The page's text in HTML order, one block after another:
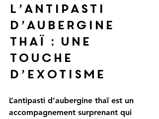
L’antipasti
d’aubergine
thaï : une
touche
d’exotisme
L’antipasti d’aubergine thaï est un
accompagnement surprenant qui